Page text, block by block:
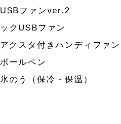
ファンver.2
クUSBファン
クスタ付きハンディファン
ールペン
のう（保冷・保温）